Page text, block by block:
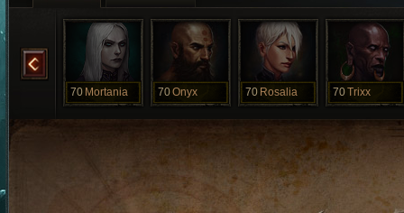
70 Mortania 70Onyx 70 Rosalia 70Trixx